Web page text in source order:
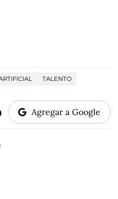
TALENTO
Agregar a Google